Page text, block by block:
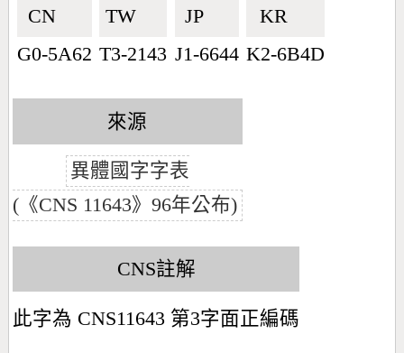
CN🇨🇳
G0-5A62
TW🇹🇼
T3-2143
JP🇯🇵
J1-6644
KR🇰🇷
K2-6B4D
來源
異體國字字表
(《CNS 11643》96年公布)
CNS註解
此字為 CNS11643 第3字面正編碼